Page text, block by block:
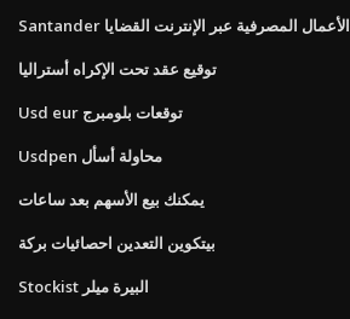
Santander الأعمال المصرفية عبر الإنترنت القضايا
توقيع عقد تحت الإكراه أستراليا
Usd eur توقعات بلومبرج
Usdpen محاولة أسأل
يمكنك بيع الأسهم بعد ساعات
بيتكوين التعدين احصائيات بركة
Stockist البيرة ميلر